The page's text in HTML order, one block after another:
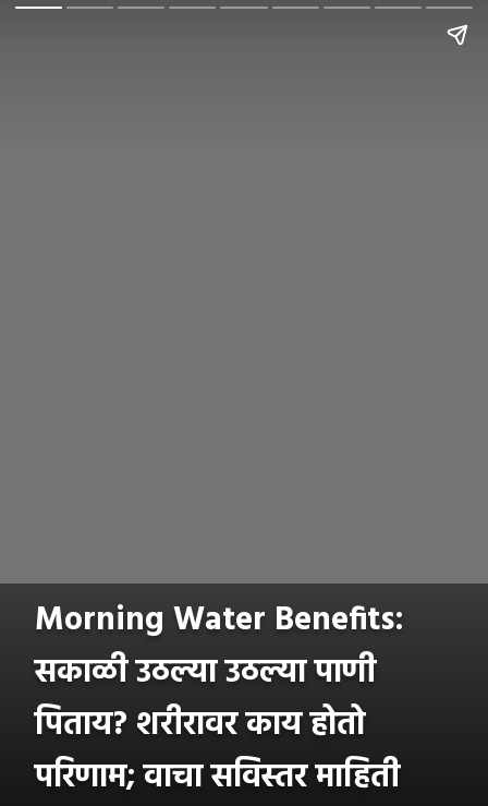
Morning Water Benefits:
सकाळी उठल्या उठल्या पाणी
पिताय? शरीरावर काय होतो
परिणाम; वाचा सविस्तर माहिती